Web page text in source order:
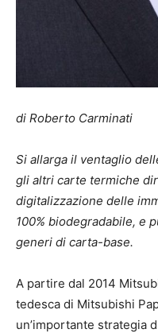
di Roberto Carminati
Si allarga il ventaglio
gli altri carte termiche
digitalizzazione delle
100% biodegradabile, e
generi di carta-base.
A partire dal 2014
tedesca di Mitsubishi
un’importante strategia